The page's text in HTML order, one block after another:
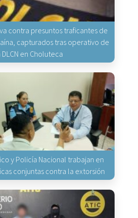
contra presuntos traficantes de
capturados tras operativo de
DLCN en Choluteca
y Policía Nacional trabajan en
conjuntas contra la extorsión